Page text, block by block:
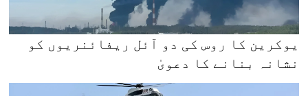
یوکرین کا روس کی دو آئل ریفائنریوں کو
نشانہ بنانے کا دعویٰ